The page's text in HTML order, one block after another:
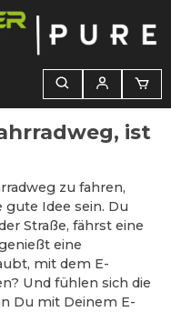
ist
zu fahren,
gute Idee sein. Du
Straße, fährst eine
eine
mit dem E-
Und fühlen sich die
Du mit Deinem E-